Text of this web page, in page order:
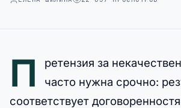
П
ретензия за
часто нужна срочно:
соответствует